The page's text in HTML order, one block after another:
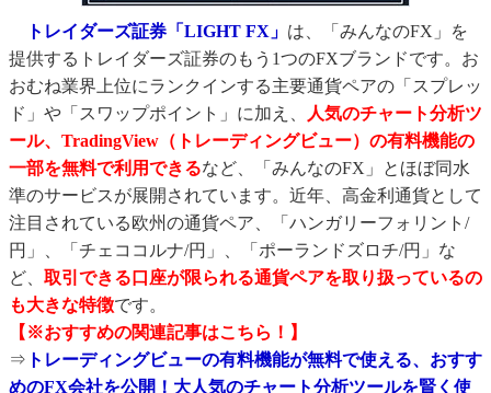
トレイダーズ証券「LIGHT FX」 は、「みんなのFX」を
提供するトレイダーズ証券のもう1つのFXブランドです。お
おむね業界上位にランクインする主要通貨ペアの「スプレッ
ド」や「スワップポイント」に加え、
人気のチャート分析ツ
ール、TradingView（トレーディングビュー）の有料機能の
一部を無料で利用できるなど、「みんなのFX」とほぼ同水
準のサービスが展開されています。近年、高金利通貨として
注目されている欧州の通貨ペア、「ハンガリーフォリント/
円」、「チェココルナ/円」、「ポーランドズロチ/円」な
ど、 取引できる口座が限られる通貨ペアを取り扱っているの
も大きな特徴です。
【※おすすめの関連記事はこちら！】
⇒ トレーディングビューの有料機能が無料で使える、おすす
めのFX会社を公開！大人気のチャート分析ツールを賢く使